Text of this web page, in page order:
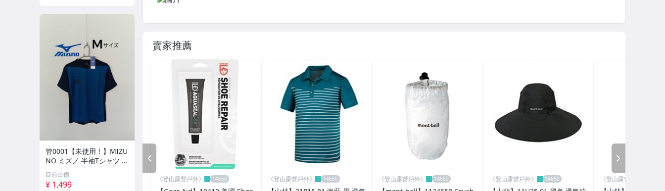
├ 攀 岩 裝 備
└ NITE-IZE 創 意 配 件
└ 美國 BD / 德國 LEKI 登 山 杖
┌ 背 包．30 公 升 以 下
├ 背 包 套．防 水 袋
賣家推薦
《登山露營戶外》 《登山露營戶外》 《登山露營戶外》 《登山露營戶外》 《登山露營戶外》
管0001【未使用！】MIZU
NO ミズノ 半袖Tシャツ M
ZFB ブルー Mサイズ 新品
タグ付
目前出價
¥ 1,499